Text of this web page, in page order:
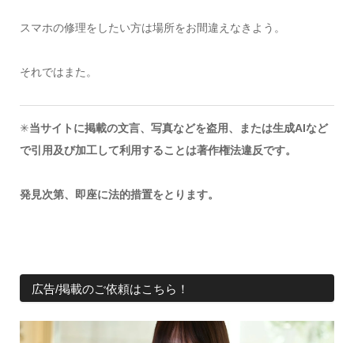
スマホの修理をしたい方は場所をお間違えなきよう。
それではまた。
✳︎当サイトに掲載の文言、写真などを盗用、または生成AIなど
で引用及び加工して利用することは著作権法違反です。
発見次第、即座に法的措置をとります。
広告/掲載のご依頼はこちら！